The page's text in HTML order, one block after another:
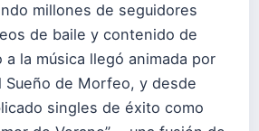
millones de seguidores
de baile y contenido de
la música llegó animada por
Sueño de Morfeo, y desde
singles de éxito como